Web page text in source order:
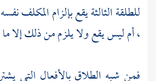
للطلقة الثالثة يقع بإلزام المكلف
، أم ليس يقع ولا يلزم من ذلك إلا
فمن شبه الطلاق بالأفعال التي